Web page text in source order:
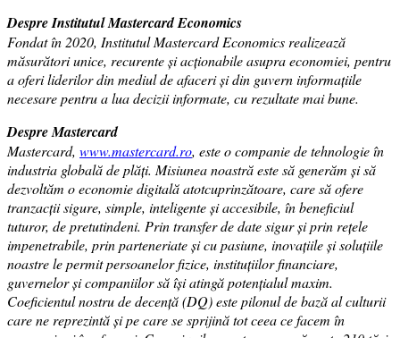
Despre Institutul Mastercard Economics
Fondat în 2020, Institutul Mastercard Economics realizează
măsurători unice, recurente și acționabile asupra economiei, pentru
a oferi liderilor din mediul de afaceri și din guvern informațiile
necesare pentru a lua decizii informate, cu rezultate mai bune.
Despre Mastercard
Mastercard, www.mastercard.ro, este o companie de tehnologie în
industria globală de plăți. Misiunea noastră este să generăm și să
dezvoltăm o economie digitală atotcuprinzătoare, care să ofere
tranzacții sigure, simple, inteligente și accesibile, în beneficiul
tuturor, de pretutindeni. Prin transfer de date sigur și prin rețele
impenetrabile, prin parteneriate și cu pasiune, inovațiile și soluțiile
noastre le permit persoanelor fizice, instituțiilor financiare,
guvernelor și companiilor să își atingă potențialul maxim.
Coeficientul nostru de decență (DQ) este pilonul de bază al culturii
care ne reprezintă și pe care se sprijină tot ceea ce facem în